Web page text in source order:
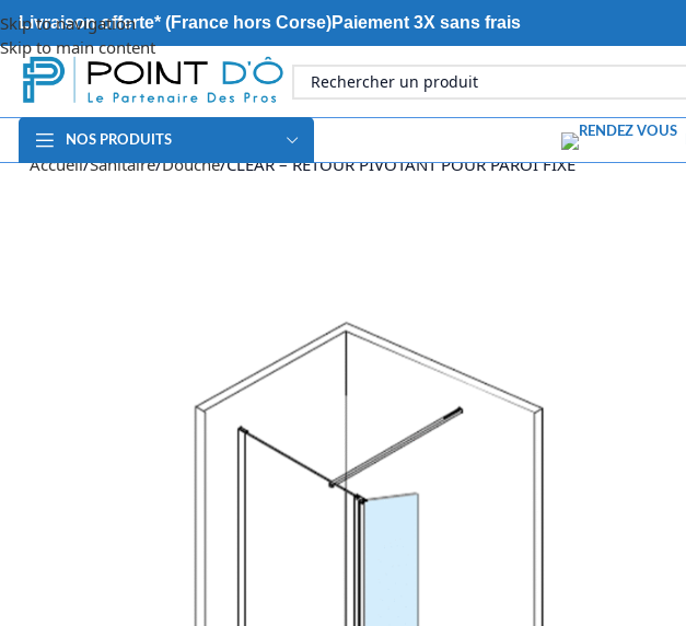
Skip to navigation
Skip to main content
Livraison offerte* (France hors Corse)Paiement 3X sans frais
NOS PRODUITS
Accueil Sanitaire Douche CLEAR – RETOUR PIVOTANT POUR PAROI FIXE